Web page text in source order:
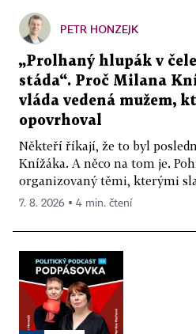
PETR HONZEJK
„Prolhaný hlupák v
stáda“. Proč Milana
vláda vedená mužem,
opovrhoval
Někteří říkají, že to byl
Knížáka. A něco na tom je.
organizovaný těmi, kterými
7. 8. 2026 ▪ 4 min. čtení